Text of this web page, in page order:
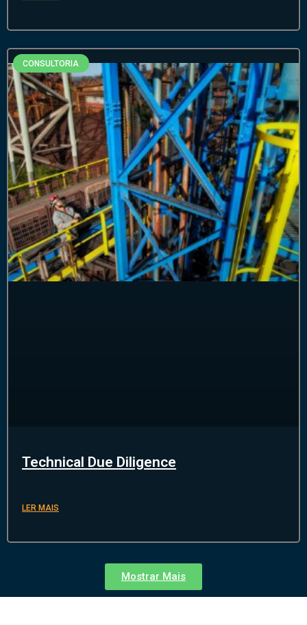
CONSULTORIA
Technical Due Diligence
LER MAIS
Mostrar Mais